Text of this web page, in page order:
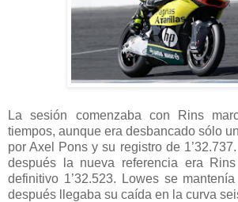
La sesión comenzaba con Rins
tiempos, aunque era desbancado sólo
por Axel Pons y su registro de
después la nueva referencia era
definitivo 1’32.523. Lowes se
después llegaba su caída en la curva